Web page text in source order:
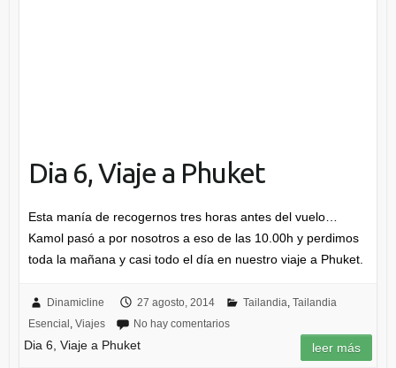
Dia 6, Viaje a Phuket
Esta manía de recogernos tres horas antes del vuelo…
Kamol pasó a por nosotros a eso de las 10.00h y perdimos
toda la mañana y casi todo el día en nuestro viaje a Phuket.
Dinamicline 27 agosto, 2014 Tailandia Tailandia
Esencial Viajes No hay comentarios
Dia 6, Viaje a Phuket leer más